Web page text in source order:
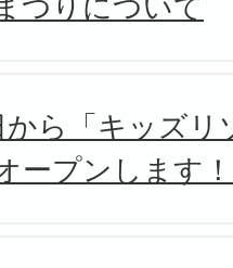
つりについて
から「キッズリ
ープンします！